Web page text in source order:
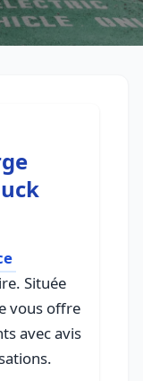
Située
vous offre
avec avis